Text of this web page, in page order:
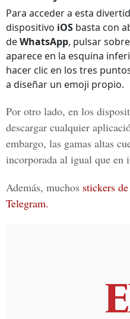
Para acceder a esta
dispositivo iOS basta con
deWhatsApp, pulsar
aparece en la esquina
hacer clic en los tres
a diseñar un emoji propio.
Por otro lado, en los
descargar cualquier
embargo, las gamas altas
incorporada al igual que en
Además, muchos stickers
Telegram.